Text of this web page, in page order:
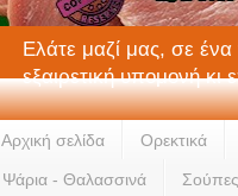
Ελάτε μαζί μας, σε ένα
εξαιρετική υπομονή κι
Αρχική σελίδα Ορεκτικά
Ψάρια - Θαλασσινά Σούπες